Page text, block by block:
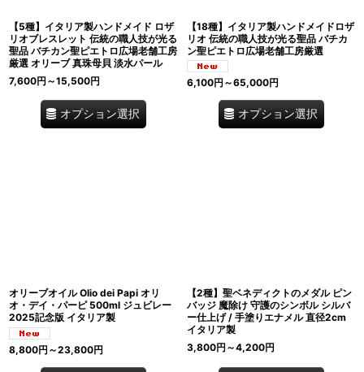
【5種】イタリア製ハンドメイド ロザ
リオブレスレット 伝統の職人技が光る
聖品 バチカン聖ピエトロ広場老舗工房
厳選 オリーブ 真珠母貝 淡水パール
7,600円 ～15,500円
オプション選択
【18種】イタリア製ハンドメイドロザ
リオ 伝統の職人技が光る聖品 バチカ
ン聖ピエトロ広場老舗工房厳選
6,100円 ～65,000円
オプション選択
オリーブオイル Olio dei Papi オリ
オ・デイ・パーピ 500ml ジュビレー
2025記念版 イタリア製
8,800円 ～23,800円
【2種】聖ベネディクトのメダル ピン
バッジ 魔除け 守護のシンボル シルバ
ー仕上げ / 手塗りエナメル 直径2cm
イタリア製
3,800円 ～4,200円